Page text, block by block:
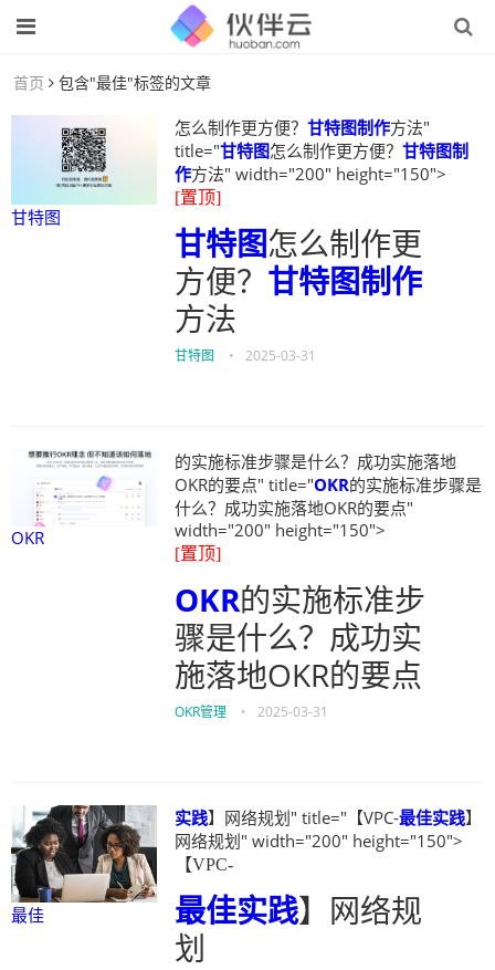
首页 包含"最佳"标签的文章
甘特图
怎么制作更方便？ 甘特图制作方法"
title="甘特图怎么制作更方便？ 甘特图制
作方法" width="200" height="150">
[置顶]
甘特图怎么制作更
方便？ 甘特图制作
方法
甘特图 • 2025-03-31
OKR
的实施标准步骤是什么？成功实施落地
OKR的要点" title="OKR的实施标准步骤是
什么？成功实施落地OKR的要点"
width="200" height="150">
[置顶]
OKR的实施标准步
骤是什么？成功实
施落地OKR的要点
OKR管理 • 2025-03-31
最佳
实践】网络规划" title="【VPC-最佳实践】
网络规划" width="200" height="150">
【VPC-
最佳实践】网络规
划